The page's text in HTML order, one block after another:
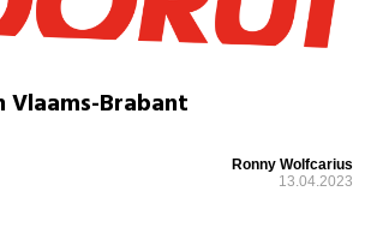
Vlaams-Brabant
Ronny Wolfcarius
13.04.2023